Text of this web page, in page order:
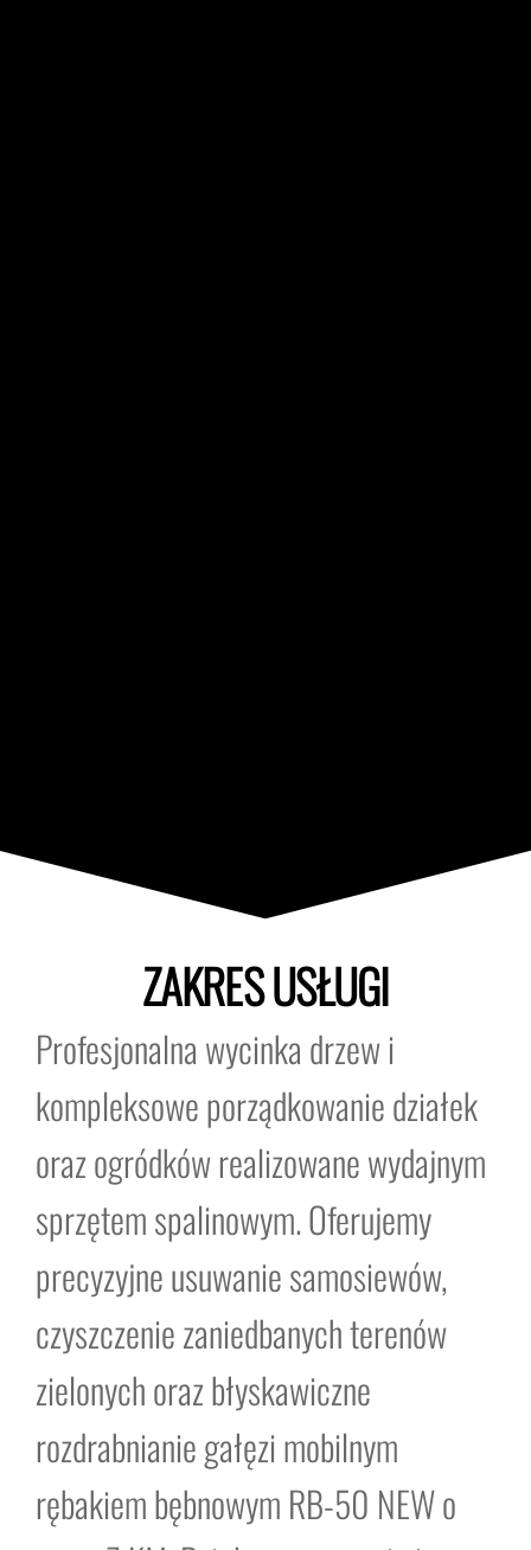
ZAKRES USŁUGI
Profesjonalna wycinka drzew i
kompleksowe porządkowanie działek
oraz ogródków realizowane wydajnym
sprzętem spalinowym. Oferujemy
precyzyjne usuwanie samosiewów,
czyszczenie zaniedbanych terenów
zielonych oraz błyskawiczne
rozdrabnianie gałęzi mobilnym
rębakiem bębnowym RB-50 NEW o